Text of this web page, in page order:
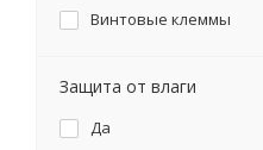
Винтовые клеммы
Защита от влаги
Да